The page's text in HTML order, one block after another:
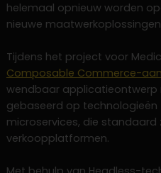
helemaal opnieuw worden
nieuwe
Tijdens het project voor
Composable Commerce-
wendbaar applicatieontwerp
gebaseerd op technologieën
microservices, die
verkoopplatformen.